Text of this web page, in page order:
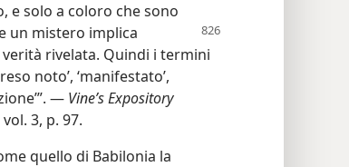
e solo a coloro che sono
un mistero implica
rivelata. Quindi i termini
noto’, ‘manifestato’,
— Vine’s Expository
vol. 3, p. 97.
quello di Babilonia la